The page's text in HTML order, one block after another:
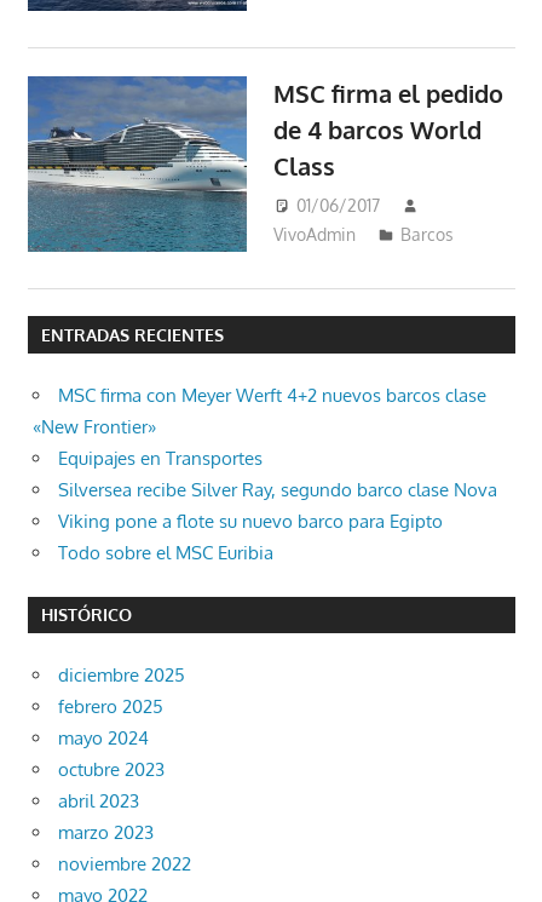
MSC firma el pedido
de 4 barcos World
Class
01/06/2017
VivoAdmin
Barcos
ENTRADAS RECIENTES
MSC firma con Meyer Werft 4+2 nuevos barcos clase
«New Frontier»
Equipajes en Transportes
Silversea recibe Silver Ray, segundo barco clase Nova
Viking pone a flote su nuevo barco para Egipto
Todo sobre el MSC Euribia
HISTÓRICO
diciembre 2025
febrero 2025
mayo 2024
octubre 2023
abril 2023
marzo 2023
noviembre 2022
mayo 2022